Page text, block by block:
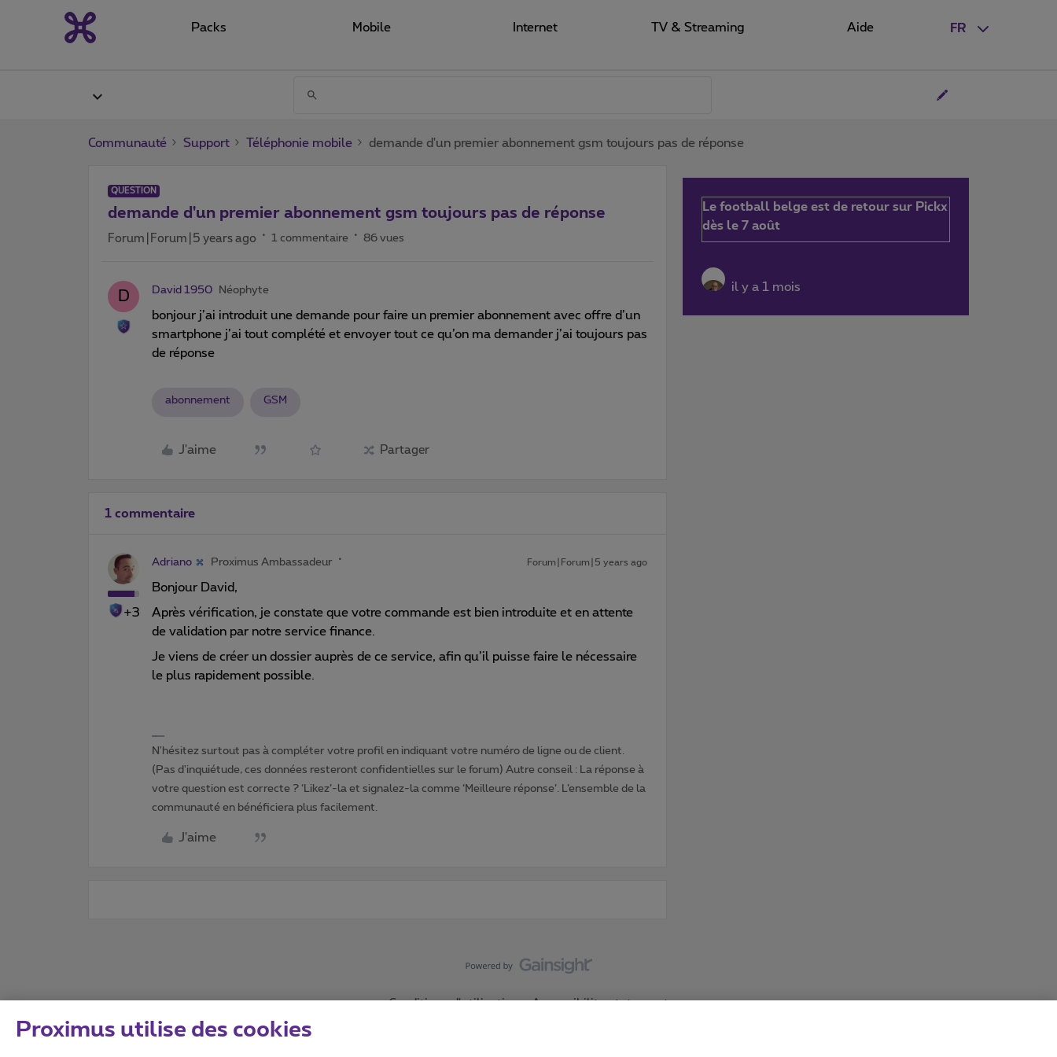
FR
Packs Mobile Internet TV & Streaming Aide
Communauté Support Téléphonie mobile demande d'un premier abonnement gsm toujours pas de réponse
QUESTION
demande d'un premier abonnement gsm toujours pas de réponse
Forum|Forum|5 years ago 1 commentaire 86 vues
D David 1950 Néophyte
bonjour j’ai introduit une demande pour faire un premier abonnement avec offre d’un
smartphone j’ai tout complété et envoyer tout ce qu’on ma demander j’ai toujours pas
de réponse
abonnement GSM
J'aime Partager
1 commentaire
+3
Adriano Proximus Ambassadeur Forum|Forum|5 years ago
Bonjour David,
Après vérification, je constate que votre commande est bien introduite et en attente
de validation par notre service finance.
Je viens de créer un dossier auprès de ce service, afin qu’il puisse faire le nécessaire
le plus rapidement possible.
N'hésitez surtout pas à compléter votre profil en indiquant votre numéro de ligne ou de client.
(Pas d'inquiétude, ces données resteront confidentielles sur le forum) Autre conseil : La réponse à
votre question est correcte ? ‘Likez’-la et signalez-la comme ‘Meilleure réponse’. L’ensemble de la
communauté en bénéficiera plus facilement.
J'aime
Le football belge est de retour sur Pickx
dès le 7 août
il y a 1 mois
Conditions d'utilisation Accessibility statement
Proximus utilise des cookies